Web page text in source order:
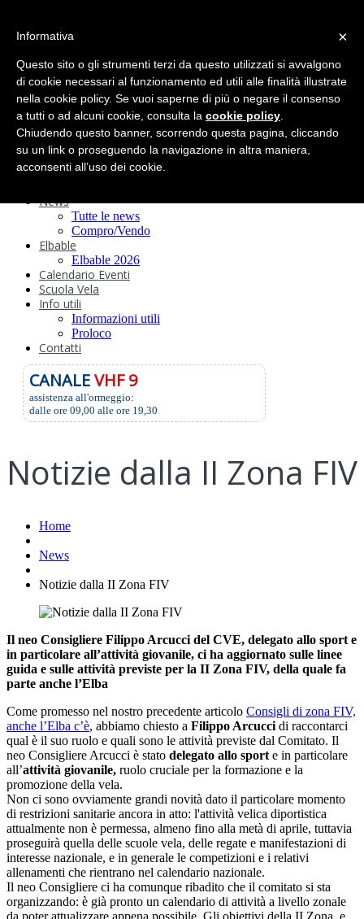
Circolo
Statuto e
Regolamenti
Storia
Ormeggi
Sede e Servizi
Attività
Safeguarding
News
Tutte le news
Compro/Vendo
Elbable
Elbable 2026
Calendario Eventi
Scuola Vela
Info utili
Informazioni utili
Proloco
Contatti
CANALEVHF 9
assistenza all'ormeggio:
dalle ore 09,00 alle ore 19,30
Notizie dalla II Zona FIV
Home
News
Notizie dalla II Zona FIV
Il neo Consigliere Filippo Arcucci del CVE, delegato allo sport e
in particolare all’attività giovanile, ci ha aggiornato sulle linee
guida e sulle attività previste per la II Zona FIV, della quale fa
parte anche l’Elba
Come promesso nel nostro precedente articolo Consigli di zona FIV,
anche l’Elba c’è, abbiamo chiesto a Filippo Arcucci di raccontarci
qual è il suo ruolo e quali sono le attività previste dal Comitato. Il
neo Consigliere Arcucci è stato delegato allo sport e in particolare
all’attività giovanile, ruolo cruciale per la formazione e la
promozione della vela.
Non ci sono ovviamente grandi novità dato il particolare momento
di restrizioni sanitarie ancora in atto: l'attività velica diportistica
attualmente non è permessa, almeno fino alla metà di aprile, tuttavia
proseguirà quella delle scuole vela, delle regate e manifestazioni di
interesse nazionale, e in generale le competizioni e i relativi
allenamenti che rientrano nel calendario nazionale.
Il neo Consigliere ci ha comunque ribadito che il comitato si sta
organizzando: è già pronto un calendario di attività a livello zonale
×
Informativa
Questo sito o gli strumenti terzi da questo utilizzati si avvalgono
di cookie necessari al funzionamento ed utili alle finalità illustrate
nella cookie policy. Se vuoi saperne di più o negare il consenso
a tutti o ad alcuni cookie, consulta la cookie policy
Chiudendo questo banner, scorrendo questa pagina, cliccando
su un link o proseguendo la navigazione in altra maniera,
acconsenti all’uso dei cookie.